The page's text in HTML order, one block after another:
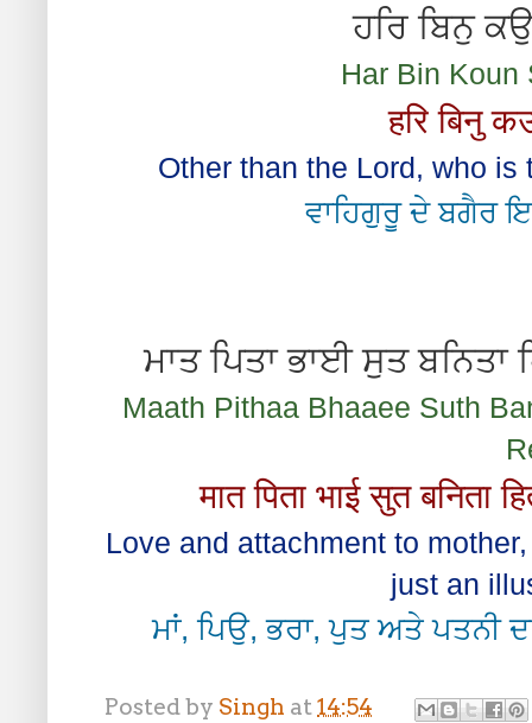
ਹਰਿ ਬਿਨੁ
Har Bin Koun
हरि बिनु
Other than the Lord, who
ਵਾਹਿਗੁਰੂ ਦੇ ਬਗੈਰ
ਮਾਤ ਪਿਤਾ ਭਾਈ ਸੁਤ
Maath Pithaa Bhaaee Suth
मात पिता भाई सुत
Love and attachment to
just an
ਮਾਂ, ਪਿਉ, ਭਰਾ, ਪੁਤ ਅਤੇ ਪਤਨੀ
Posted by Singh at14:54